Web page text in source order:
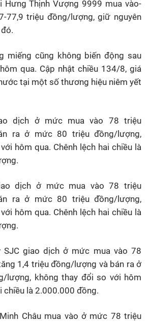
Hưng Thịnh Vượng 9999 mua vào-
77,9 triệu đồng/lượng, giữ nguyên
miếng cũng không biến động sau
qua. Cập nhật chiều 134/8, giá
tại một số thương hiệu niêm yết
dịch ở mức mua vào 78 triệu
ra ở mức 80 triệu đồng/lượng,
hôm qua. Chênh lệch hai chiều là
dịch ở mức mua vào 78 triệu
ra ở mức 80 triệu đồng/lượng,
hôm qua. Chênh lệch hai chiều là
SJC giao dịch ở mức mua vào 78
1,4 triệu đồng/lượng và bán ra ở
lượng, không thay đổi so với hôm
chiều là 2.000.000 đồng.
Châu mua vào ở mức 78 triệu